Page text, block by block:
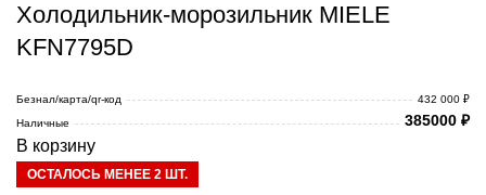
Холодильник-морозильник MIELE
KFN7795D
Безнал/карта/qr-код
432 000 ₽
Наличные
385000 ₽
В корзину
ОСТАЛОСЬ МЕНЕЕ 2 ШТ.